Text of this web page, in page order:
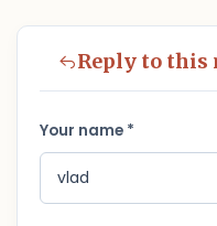
Reply to this
Your name *